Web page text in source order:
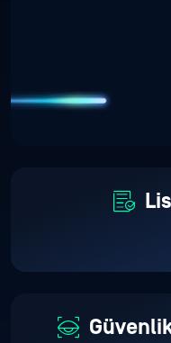
Güvenlik